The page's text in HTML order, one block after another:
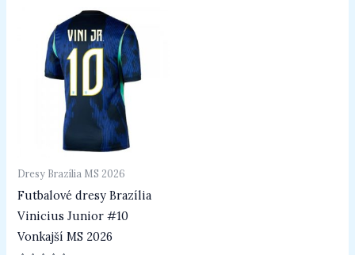
Dresy Brazília MS 2026
Futbalové dresy Brazília
Vinicius Junior #10
Vonkajší MS 2026